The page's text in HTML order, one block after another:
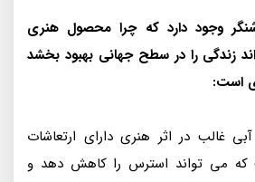
دلیل روشنگر وجود دارد که چرا محصول هنری
زندگی را در سطح جهانی بهبود بخشد
است:
غالب در اثر هنری دارای ارتعاشات
می تواند استرس را کاهش دهد و